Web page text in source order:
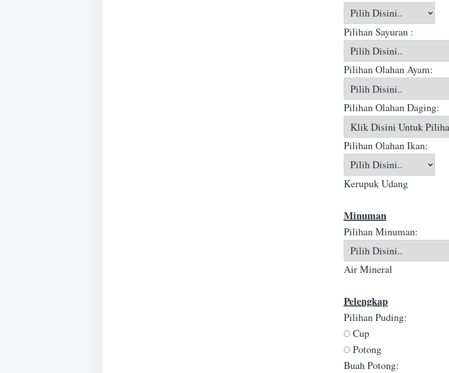
Pilihan Sayuran :
Pilihan Olahan Ayam:
Pilihan Olahan Daging:
Pilihan Olahan Ikan:
Kerupuk Udang
Minuman
Pilihan Minuman:
Air Mineral
Pelengkap
Pilihan Puding:
Cup
Potong
Buah Potong: